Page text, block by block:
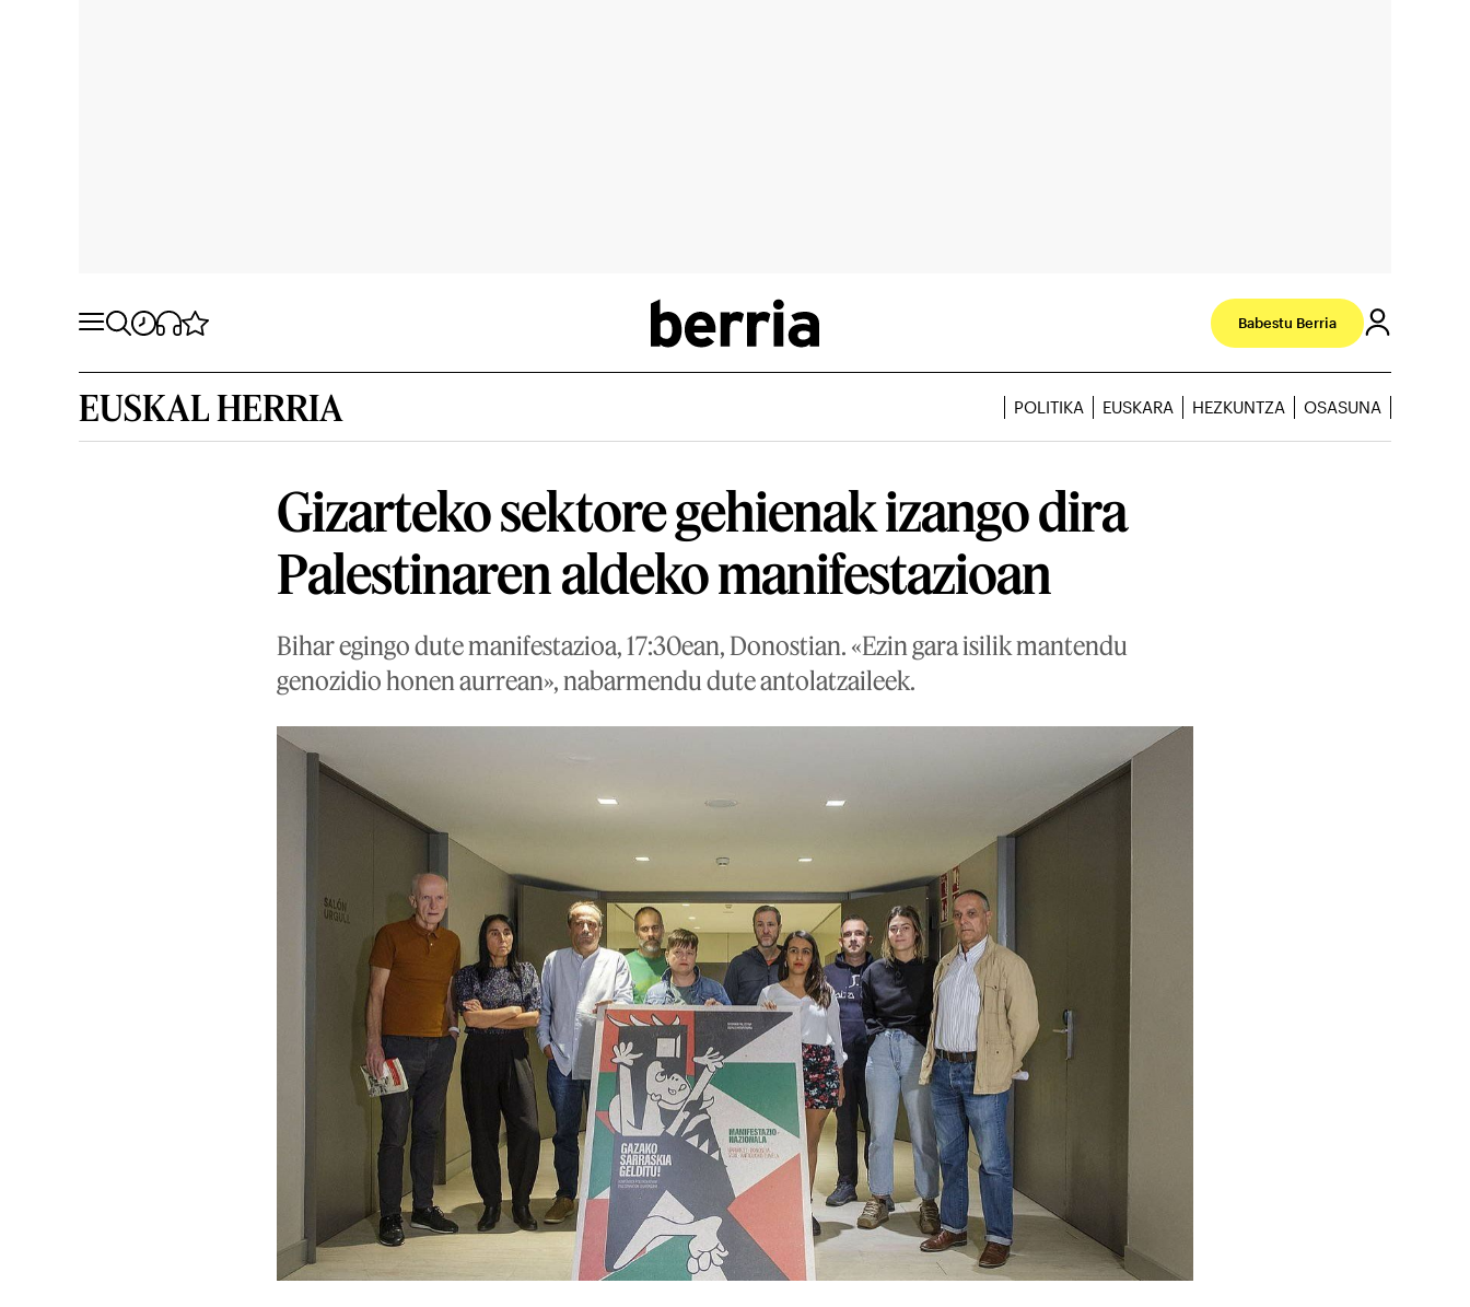
Babestu Berria
EUSKAL HERRIA POLITIKA EUSKARA HEZKUNTZA OSASUNA
Gizarteko sektore gehienak izango dira
Palestinaren aldeko manifestazioan
Bihar egingo dute manifestazioa, 17:30ean, Donostian. «Ezin gara isilik mantendu
genozidio honen aurrean», nabarmendu dute antolatzaileek.